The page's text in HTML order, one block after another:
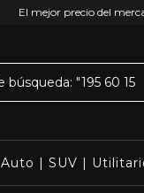
El mejor precio del
Auto | SUV |